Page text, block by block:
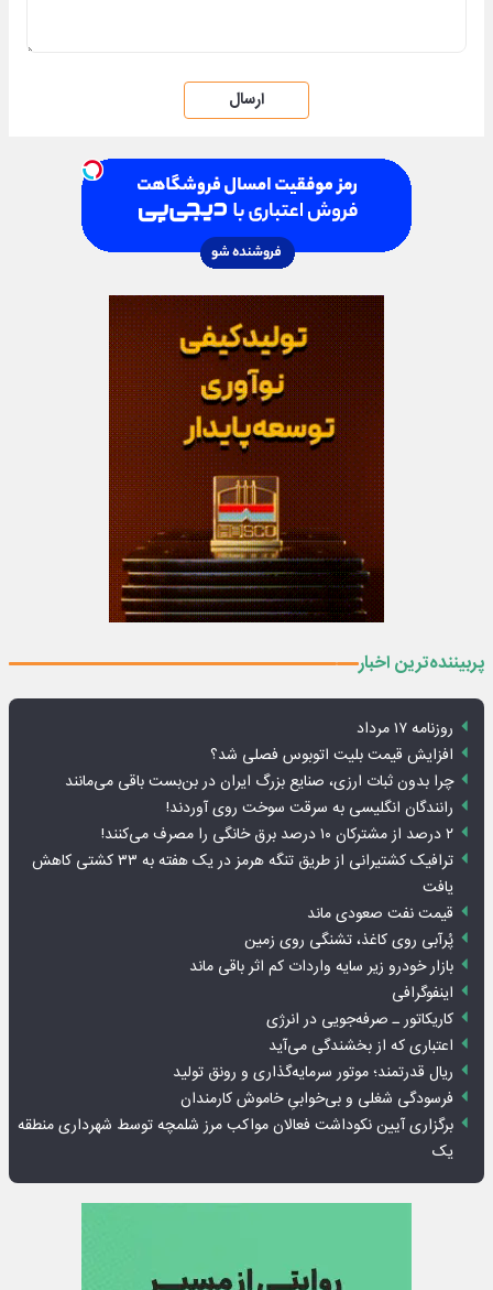
ارسال
پربیننده‌ترین اخبار
روزنامه ۱۷ مرداد
افزایش قیمت بلیت اتوبوس فصلی شد؟
چرا بدون ثبات ارزی، صنایع بزرگ ایران در بن‌بست باقی می‌مانند
رانندگان انگلیسی به سرقت سوخت روی آوردند!
۲ درصد از مشترکان ۱۰ درصد برق خانگی را مصرف می‌کنند!
ترافیک کشتیرانی از طریق تنگه هرمز در یک هفته به ۳۳ کشتی کاهش
یافت
قیمت نفت صعودی ماند
پُرآبی روی کاغذ، تشنگی روی زمین
بازار خودرو زیر سایه واردات کم اثر باقی ماند
اینفوگرافی
کاریکاتور ـ صرفه‌جویی در انرژی
اعتباری که از بخشندگی می‌آید
ریال قدرتمند؛ موتور سرمایه‌گذاری و رونق تولید
فرسودگی شغلی و بی‌خوابیِ خاموش کارمندان
برگزاری آیین نکوداشت فعالان مواکب مرز شلمچه توسط شهرداری منطقه
یک